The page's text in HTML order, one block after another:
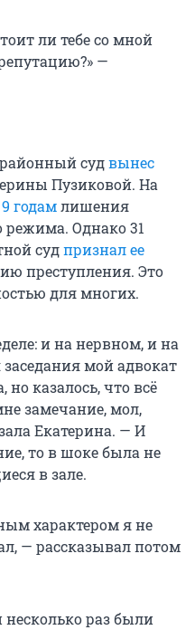
ли тебе со мной
—
судвынес
Пузиковой. На
годамлишения
режима. Однако 31
судпризнал ее
преступления. Это
для многих.
и на нервном, и на
мой адвокат
но казалось, что всё
замечание, мол,
Екатерина. — И
то в шоке была не
в зале.
характером я не
— рассказывал потом
раз были